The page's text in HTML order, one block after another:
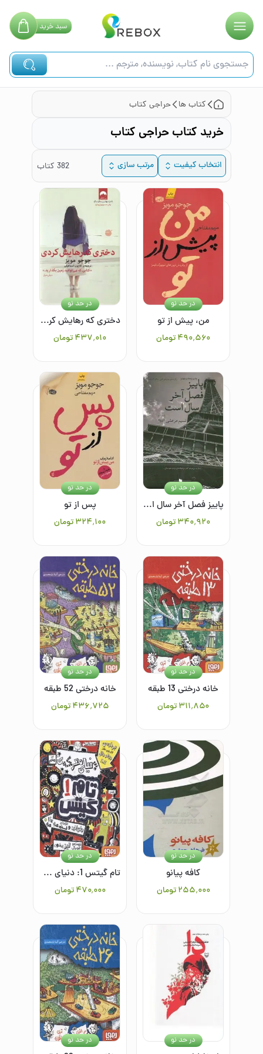
سبدخرید
کتاب ها حراجی کتاب‌
خرید کتاب حراجی کتاب‌
انتخاب کیفیت مرتب سازی 382 کتاب
من، پیش از تو
۴۹۰٬۵۶۰تومان
در حد نو
دختری که رهایش کردی
۴۳۷٬۰۱۰تومان
در حد نو
پاییز فصل آخر سال است
۳۴۰٬۹۲۰تومان
در حد نو
پس از تو
۳۲۴٬۱۰۰تومان
در حد نو
خانه درختی 13 طبقه
۳۱۱٬۸۵۰تومان
در حد نو
خانه درختی 52 طبقه
۴۳۶٬۷۲۵ تومان
در حد نو
کافه پیانو
۲۵۵٬۰۰۰ تومان
در حد نو
تام گیتس 1: دنیای معرکه‌ی تام گیتس
۴۷۰٬۰۰۰ تومان
در حد نو
در حد نو در حد نو